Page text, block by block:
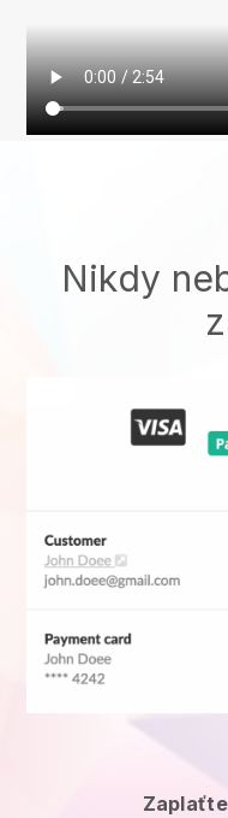
Nikdy